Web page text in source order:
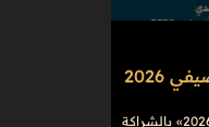
«هيئة المكتبات» تطلق تحدي القراءة الصيفي 2026
أطلقت هيئة المكتبات مبادرة «تحدي القراءة الصيفي 2026» بالشراكة